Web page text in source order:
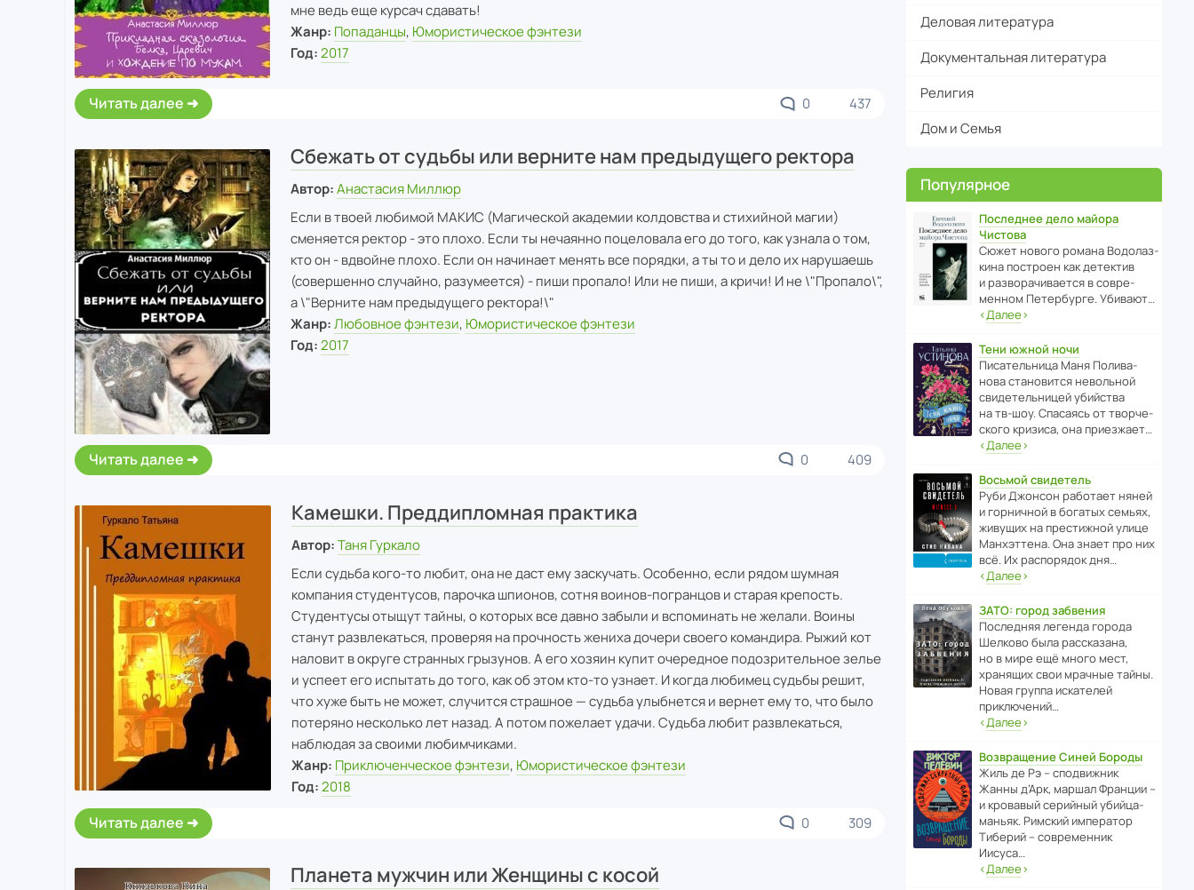
мне ведь еще курсач сдавать!
Жанр: Попаданцы, Юмористическое фэнтези
Год: 2017
Читать далее 0 437
Сбежать от судьбы или верните нам предыдущего ректора
Автор: Анастасия Миллюр
Если в твоей любимой МАКИС (Магической академии колдовства и стихийной магии)
сменяется ректор - это плохо. Если ты нечаянно поцеловала его до того, как узнала о том,
кто он - вдвойне плохо. Если он начинает менять все порядки, а ты то и дело их нарушаешь
(совершенно случайно, разумеется) - пиши пропало! Или не пиши, а кричи! И не \"Пропало\",
а \"Верните нам предыдущего ректора!\"
Жанр: Любовное фэнтези, Юмористическое фэнтези
Год: 2017
Читать далее 0 409
Камешки. Преддипломная практика
Автор: Таня Гуркало
Если судьба кого-то любит, она не даст ему заскучать. Особенно, если рядом шумная
компания студентусов, парочка шпионов, сотня воинов-погранцов и старая крепость.
Студентусы отыщут тайны, о которых все давно забыли и вспоминать не желали. Воины
станут развлекаться, проверяя на прочность жениха дочери своего командира. Рыжий кот
наловит в округе странных грызунов. А его хозяин купит очередное подозрительное зелье
и успеет его испытать до того, как об этом кто-то узнает. И когда любимец судьбы решит,
что хуже быть не может, случится страшное — судьба улыбнется и вернет ему то, что было
потеряно несколько лет назад. А потом пожелает удачи. Судьба любит развлекаться,
наблюдая за своими любимчиками.
Жанр: Приключенческое фэнтези, Юмористическое фэнтези
Год: 2018
Читать далее 0 309
Планета мужчин или Женщины с косой
Деловая литература
Документальная литература
Религия
Дом и Семья
Популярное
Последнее дело майора
Чистова
Сюжет нового романа Водо­ла­з­
кина пост­роен как дете­ктив
и разво­ра­чи­ва­ется в совре­
менном Пете­р­бурге. Убивают…
‹Далее›
Тени южной ночи
Писа­тель­ница Маня Поли­ва­
нова стано­вится невольной
свиде­тель­ницей убийства
на тв-шоу. Спасаясь от твор­че­
с­кого кризиса, она приезжает…
‹Далее›
Восьмой свидетель
Руби Джонсон рабо­тает няней
и горни­чной в богатых семьях,
живущих на прес­ти­жной улице
Манх­эт­тена. Она знает про них
всё. Их распо­рядок дня…
‹Далее›
ЗАТО: город забвения
После­дняя легенда города
Шелково была расска­зана,
но в мире ещё много мест,
хранящих свои мрачные тайны.
Новая группа иска­телей
приключений…
‹Далее›
Возвращение Синей Бороды
Жиль де Рэ – спод­ви­жник
Жанны д’Арк, маршал Франции –
и кровавый серийный убийца-
маньяк. Римский импе­ратор
Тиберий – совре­менник
Иисуса…
‹Далее›